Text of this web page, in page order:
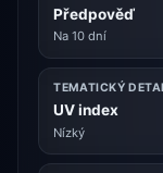
Předpověď
Na 10 dní
TEMATICKÝ
UV index
Nízký